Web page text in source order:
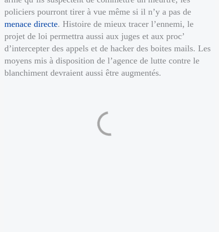
policiers pourront tirer à vue même si il n’y a pas de
menace directe. Histoire de mieux tracer l’ennemi, le
projet de loi permettra aussi aux juges et aux proc’
d’intercepter des appels et de hacker des boites mails. Les
moyens mis à disposition de l’agence de lutte contre le
blanchiment devraient aussi être augmentés.